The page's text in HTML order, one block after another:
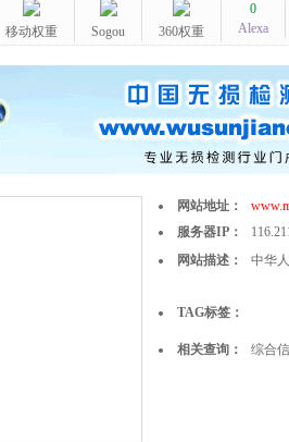
移动权重 Sogou 360权重
0
Alexa
网站地址：
服务器IP：
网站描述：
中华
TAG标签：
相关查询： 综合